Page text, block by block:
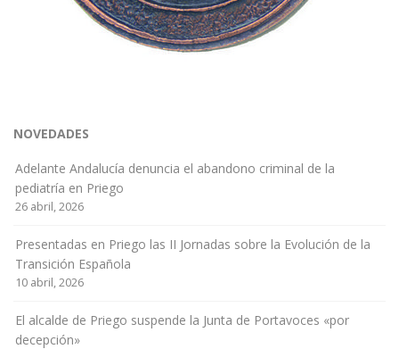
NOVEDADES
Adelante Andalucía denuncia el abandono criminal de la
pediatría en Priego
26 abril, 2026
Presentadas en Priego las II Jornadas sobre la Evolución de la
Transición Española
10 abril, 2026
El alcalde de Priego suspende la Junta de Portavoces «por
decepción»